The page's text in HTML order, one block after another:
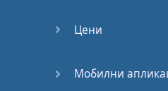
Цени
Мобилни